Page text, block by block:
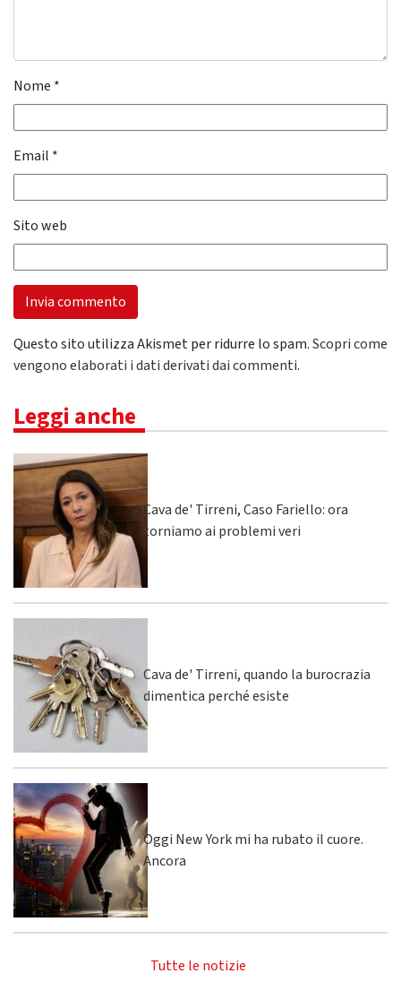
Nome *
Email *
Sito web
Questo sito utilizza Akismet per ridurre lo spam.Scopri come
vengono elaborati i dati derivati dai commenti.
Leggi anche
Cava de' Tirreni, Caso Fariello: ora
torniamo ai problemi veri
Cava de' Tirreni, quando la burocrazia
dimentica perché esiste
Oggi New York mi ha rubato il cuore.
Ancora
Tutte le notizie